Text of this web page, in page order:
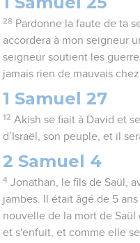
28 Pardonne la faute de ta
accordera à mon seigneur
seigneur soutient les
jamais rien de mauvais chez
1 Samuel 27
12 Akish se fiait à David et
d’Israël, son peuple, et il
2 Samuel 4
4 Jonathan, le fils de Saül,
jambes. Il était âgé de 5
nouvelle de la mort de
et s'enfuit, et comme elle